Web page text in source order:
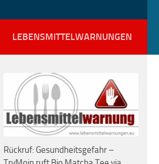
LEBENSMITTELWARNUNGEN
Rückruf: Gesundheitsgefahr –